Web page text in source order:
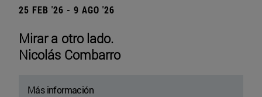
25 FEB '26 - 9 AGO '26
Mirar a otro lado.
Nicolás Combarro
Más información